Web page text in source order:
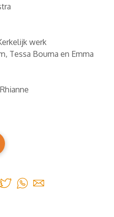
werk
Tessa Bouma en Emma